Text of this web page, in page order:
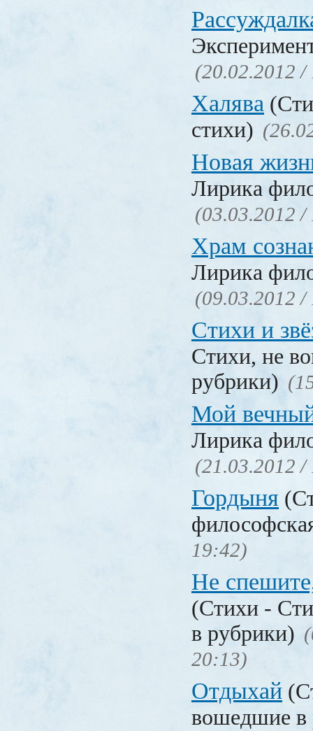
(20.02.2012 /
Халява
стихи)
Новая
Лирика
(03.03.2012 /
Храм
Лирика
(09.03.2012 /
Стихи и
Стихи, не
рубрики)
Мой
Лирика
(21.03.2012 /
Гордыня
19:42)
Не
(Стихи -
в рубрики)
20:13)
Отдыхай
вошедшие в